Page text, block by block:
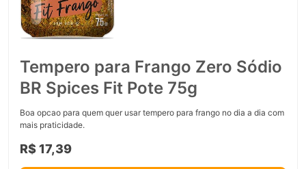
Tempero para Frango Zero Sódio
BR Spices Fit Pote 75g
Boa opcao para quem quer usar tempero para frango no dia a dia com
mais praticidade.
R$ 17,39